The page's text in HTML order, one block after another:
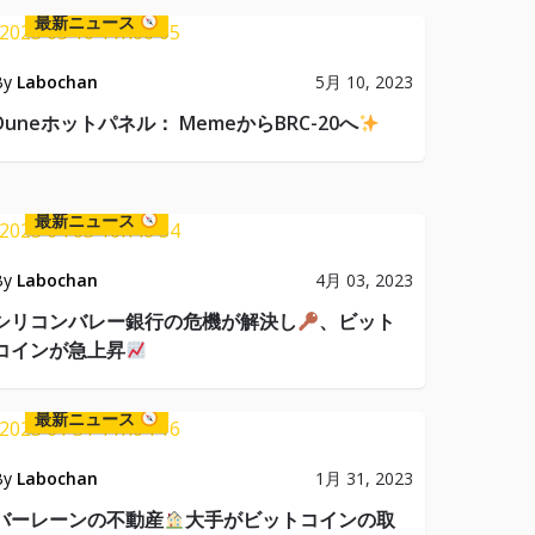
最新ニュース
Labochan 5月 10, 2023
ホットパネル： MemeからBRC-20へ
最新ニュース
Labochan 4月 03, 2023
リコンバレー銀行の危機が解決し
、ビット
インが急上昇
最新ニュース
Labochan 1月 31, 2023
ーレーンの不動産 大手がビットコインの取